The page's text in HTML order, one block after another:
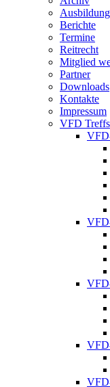
Ausbildung
Berichte
Termine
Reitrecht
Mitglied
Partner
Downloads
Kontakte
Impressum
VFD Treffs